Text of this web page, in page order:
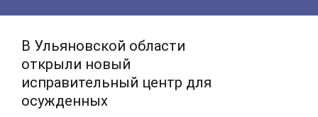
В Ульяновской области
открыли новый
исправительный центр для
осужденных